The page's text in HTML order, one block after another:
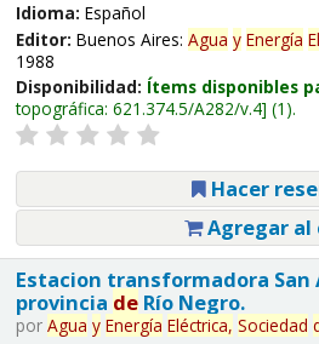
Idioma: Español
Editor: Buenos Aires: Agua y Energía
1988
Disponibilidad: Ítems disponibles
topográfica: 621.374.5/A282/v.4 (1).
Hacer
Agregar al
Estacion transformadora San
provincia deRío Negro.
por Agua y Energía Eléctrica, Sociedad